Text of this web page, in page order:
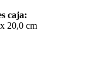
caja:
20,0 cm